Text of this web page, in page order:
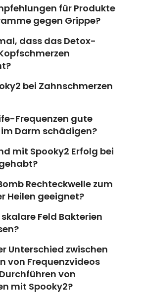
für Produkte
gegen Grippe?
dass das Detox-
bei Zahnschmerzen
Frequenzen gute
Darm schädigen?
mit Spooky2 Erfolg bei
Rechteckwelle zum
Heilen geeignet?
Feld Bakterien
Unterschied zwischen
von Frequenzvideos
von
mit Spooky2?